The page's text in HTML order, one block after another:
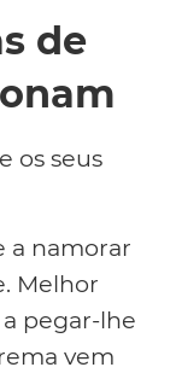
de
os seus
a namorar
Melhor
pegar-lhe
vem